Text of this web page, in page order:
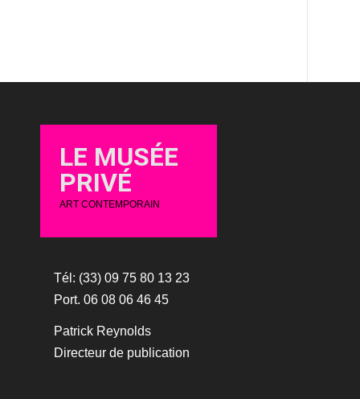
LE MUSÉE
PRIVÉ
ART CONTEMPORAIN
Tél: (33) 09 75 80 13 23
Port. 06 08 06 46 45
Patrick Reynolds
Directeur de publication